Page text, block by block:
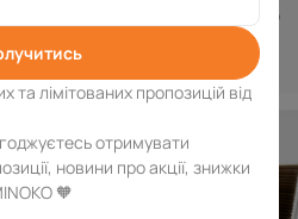
та лімітованих пропозицій від
отримувати
новини про акції, знижки
🧡